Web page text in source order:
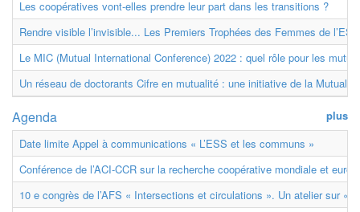
Les coopératives vont-elles prendre leur part dans les transitions ?
Rendre visible l’invisible... Les Premiers Trophées des Femmes de
Le MIC (Mutual International Conference) 2022 : quel rôle pour les
Un réseau de doctorants Cifre en mutualité : une initiative de la
plus
Agenda
Date limite Appel à communications « L’ESS et les communs »
Conférence de l’ACI-CCR sur la recherche coopérative mondiale et
10 e congrès de l’AFS « Intersections et circulations ». Un atelier sur «